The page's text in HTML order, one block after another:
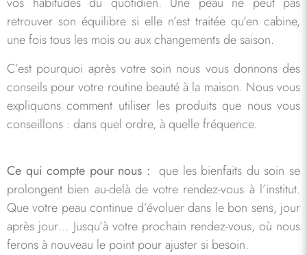
retrouver son équilibre si elle n’est traitée qu’en cabine,
une fois tous les mois ou aux changements de saison.
C’est pourquoi après votre soin nous vous donnons des
conseils pour votre routine beauté à la maison. Nous vous
expliquons comment utiliser les produits que nous vous
conseillons : dans quel ordre, à quelle fréquence.
Ce qui compte pour nous : que les bienfaits du soin se
prolongent bien au-delà de votre rendez-vous à l’institut.
Que votre peau continue d’évoluer dans le bon sens, jour
après jour… Jusqu’à votre prochain rendez-vous, où nous
ferons à nouveau le point pour ajuster si besoin.